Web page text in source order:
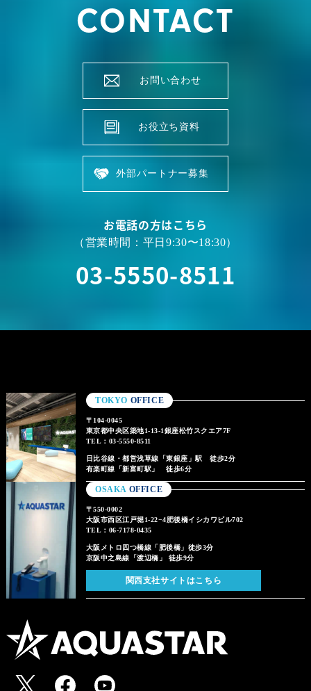
CONTACT
お問い合わせ
お役立ち資料
外部パートナー募集
お電話の方はこちら
（営業時間：平日9:30〜18:30）
03-5550-8511
TOKYO OFFICE
〒104-0045
東京都中央区築地1-13-1銀座松竹スクエア7F
TEL：03-5550-8511
日比谷線・都営浅草線「東銀座」駅 徒歩2分
有楽町線「新富町駅」 徒歩6分
OSAKA OFFICE
〒550-0002
大阪市西区江戸堀1-22−4肥後橋イシカワビル702
TEL：06-7178-0435
大阪メトロ四つ橋線「肥後橋」徒歩3分
京阪中之島線「渡辺橋」 徒歩9分
関西支社サイトはこちら